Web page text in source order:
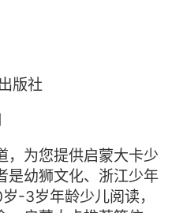
版社
，为您提供启蒙大卡少
是幼狮文化、浙江少年
-3岁年龄少儿阅读，